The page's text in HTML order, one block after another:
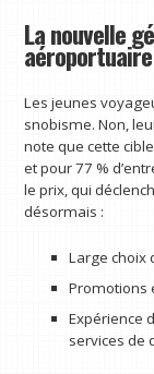
La nouvelle
Les jeunes
snobisme. Non,
note que cette
et pour 77 %
le prix, qui
désormais :
Large choix
Promotions
Expérience
services de